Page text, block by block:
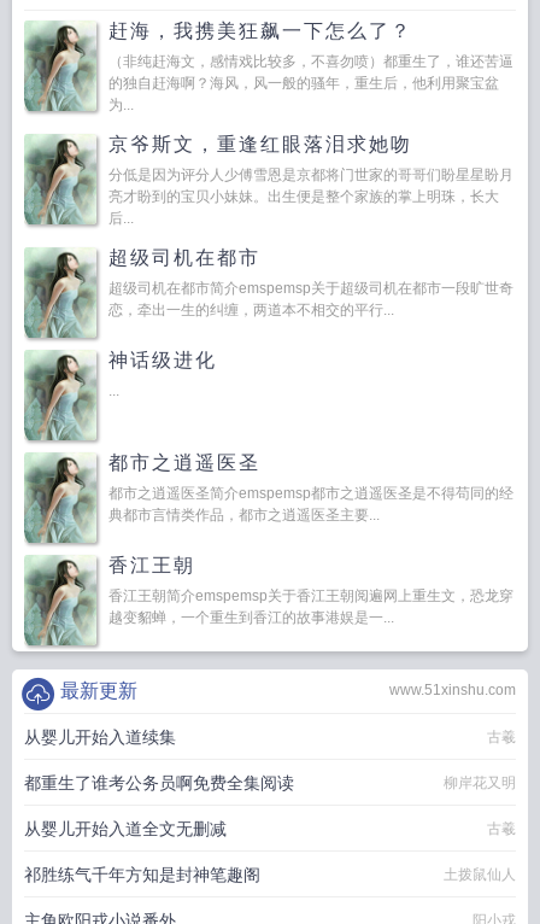
赶海，我携美狂飙一下怎么了？
（非纯赶海文，感情戏比较多，不喜勿喷）都重生了，谁还苦逼
的独自赶海啊？海风，风一般的骚年，重生后，他利用聚宝盆
为...
京爷斯文，重逢红眼落泪求她吻
分低是因为评分人少傅雪恩是京都将门世家的哥哥们盼星星盼月
亮才盼到的宝贝小妹妹。出生便是整个家族的掌上明珠，长大
后...
超级司机在都市
超级司机在都市简介emspemsp关于超级司机在都市一段旷世奇
恋，牵出一生的纠缠，两道本不相交的平行...
神话级进化
...
都市之逍遥医圣
都市之逍遥医圣简介emspemsp都市之逍遥医圣是不得苟同的经
典都市言情类作品，都市之逍遥医圣主要...
香江王朝
香江王朝简介emspemsp关于香江王朝阅遍网上重生文，恐龙穿
越变貂蝉，一个重生到香江的故事港娱是一...
www.51xinshu.com
最新更新
从婴儿开始入道续集 古羲
都重生了谁考公务员啊免费全集阅读 柳岸花又明
从婴儿开始入道全文无删减 古羲
祁胜练气千年方知是封神笔趣阁 土拨鼠仙人
阳小戎